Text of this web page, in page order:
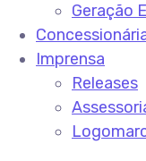
Geração
Imprensa
Releases